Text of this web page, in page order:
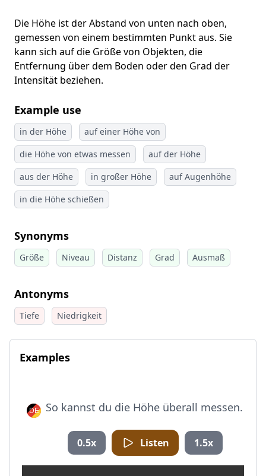
Die Höhe ist der Abstand von unten nach oben,
gemessen von einem bestimmten Punkt aus. Sie
kann sich auf die Größe von Objekten, die
Entfernung über dem Boden oder den Grad der
Intensität beziehen.
Example use
in der Höhe
auf einer Höhe von
die Höhe von etwas messen
auf der Höhe
aus der Höhe
in großer Höhe
auf Augenhöhe
in die Höhe schießen
Synonyms
Größe Niveau Distanz Grad Ausmaß
Antonyms
Tiefe Niedrigkeit
Examples
So kannst du die Höhe überall messen.
0.5x Listen 1.5x